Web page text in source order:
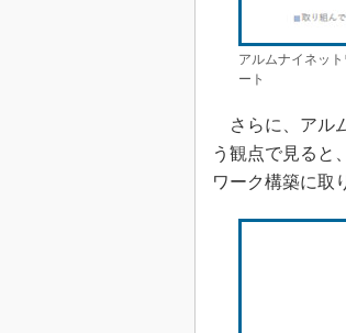
アルムナイネッ
ート
さらに、アル
う観点で見ると
ワーク構築に取